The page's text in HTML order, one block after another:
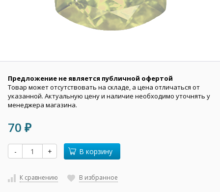
Предложение не является публичной офертой
Товар может отсутствовать на складе, а цена отличаться от
указанной. Актуальную цену и наличие необходимо уточнять у
менеджера магазина.
70 ₽
- + В корзину
К сравнению В избранное